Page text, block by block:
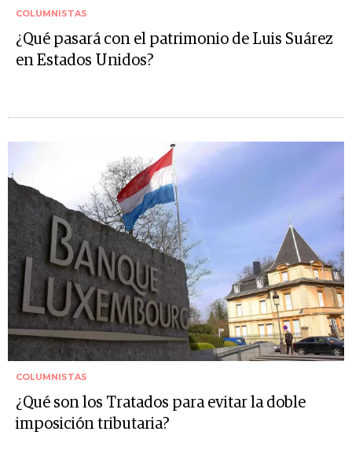
COLUMNISTAS
¿Qué pasará con el patrimonio de Luis Suárez
en Estados Unidos?
COLUMNISTAS
¿Qué son los Tratados para evitar la doble
imposición tributaria?